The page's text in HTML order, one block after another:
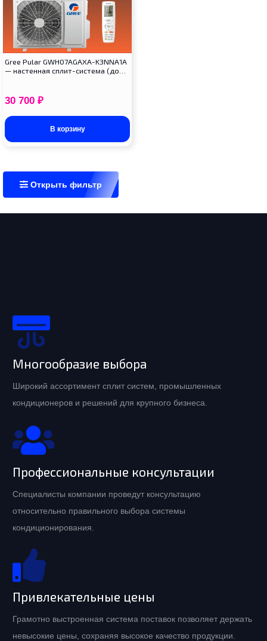
Gree Pular GWH07AGAXA-K3NNA1A
— настенная сплит-система (до…
30 700 ₽
В корзину
Открыть фильтр
Многообразие выбора
Широкий ассортимент сплит систем, промышленных
кондиционеров и решений для крупного бизнеса.
Профессиональные консультации
Специалисты компании проведут консультацию
относительно правильного выбора системы
кондиционирования.
Привлекательные цены
Грамотно выстроенная система поставок позволяет держать
невысокие цены, сохраняя высокое качество продукции.